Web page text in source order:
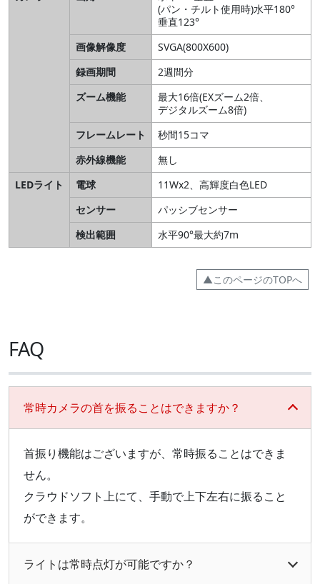
(パン・チルト使用時)水平180°
垂直123°
画像解像度
SVGA(800X600)
録画期間
2週間分
ズーム機能
最大16倍(EXズーム2倍、
デジタルズーム8倍)
フレームレート
秒間15コマ
赤外線機能
無し
LEDライト
電球
11Wx2、高輝度白色LED
センサー
パッシブセンサー
検出範囲
水平90°最大約7m
▲このページのTOPへ
FAQ
常時カメラの首を振ることはできますか？
首振り機能はございますが、常時振ることはできま
せん。
クラウドソフト上にて、手動で上下左右に振ること
ができます。
ライトは常時点灯が可能ですか？